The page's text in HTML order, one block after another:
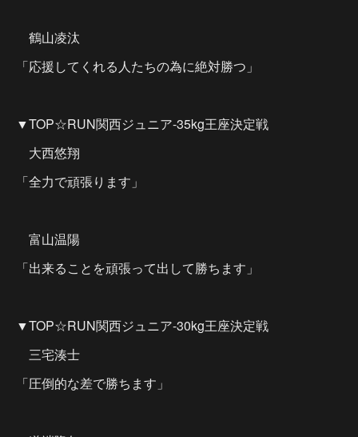
鶴山凌汰
「応援してくれる人たちの為に絶対勝つ」
▼TOP☆RUN関西ジュニア-35kg王座決定戦
大西悠翔
「全力で頑張ります」
富山温陽
「出来ることを頑張って出して勝ちます」
▼TOP☆RUN関西ジュニア-30kg王座決定戦
三宅湊士
「圧倒的な差で勝ちます」